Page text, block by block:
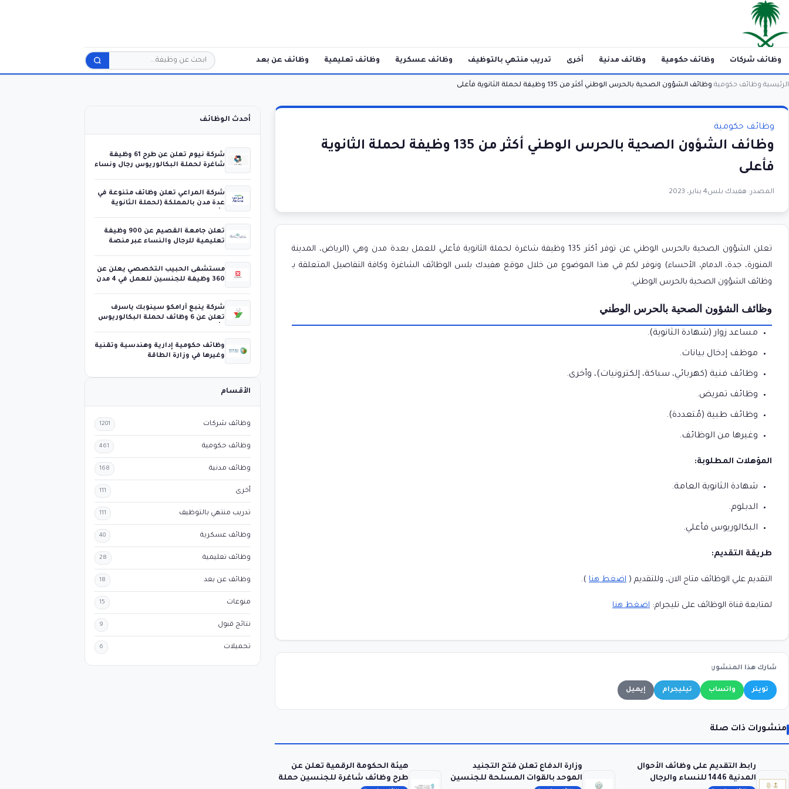
وظائف شركات وظائف حكومية وظائف مدنية أخرى تدريب منتهي بالتوظيف وظائف عسكرية وظائف تعليمية وظائف عن بعد
الرئيسية وظائف حكومية وظائف الشؤون الصحية بالحرس الوطني أكثر من 135 وظيفة لحملة الثانوية فأعلى
وظائف حكومية
وظائف الشؤون الصحية بالحرس الوطني أكثر من 135 وظيفة لحملة الثانوية
فأعلى
المصدر: هفيدك بلس4 يناير، 2023
تعلن الشؤون الصحية بالحرس الوطني عن توفر أكثر 135 وظيفة شاغرة لحملة الثانوية فأعلي للعمل بعدة مدن وهي (الرياض، المدينة
المنورة، جدة، الدمام، الأحساء) ونوفر لكم في هذا الموضوع من خلال موقع هفيدك بلس الوظائف الشاغرة وكافة التفاصيل المتعلقة بـ
وظائف الشؤون الصحية بالحرس الوطني.
وظائف الشؤون الصحية بالحرس الوطني
مساعد زوار (شهادة الثانوية).
موظف إدخال بيانات.
وظائف فنية (كهربائي، سباكة، إلكترونيات)، وأخرى.
وظائف تمريض.
وظائف طبية (مُتعددة).
وغيرها من الوظائف.
المؤهلات المطلوبة:
شهادة الثانوية العامة.
الدبلوم.
البكالوريوس فأعلي.
طريقة التقديم:
التقديم علي الوظائف متاح الان، وللتقديم ( اضغط هنا ).
لمتابعة قناة الوظائف على تليجرام: اضغط هنا
شارك هذا المنشور:
تويتر واتساب تيليجرام إيميل
منشورات ذات صلة
رابط التقديم على وظائف الأحوال
المدنية 1446 للنساء والرجال
وزارة الدفاع تعلن فتح التجنيد
الموحد بالقوات المسلحة للجنسين
هيئة الحكومة الرقمية تعلن عن
طرح وظائف شاغرة للجنسين حملة
أحدث الوظائف
شركة نيوم تعلن عن طرح 61 وظيفة
شاغرة لحملة البكالوريوس رجال ونساء
شركة المراعي تعلن وظائف متنوعة في
عدة مدن بالمملكة (لحملة الثانوية
تعلن جامعة القصيم عن 900 وظيفة
تعليمية للرجال والنساء عبر منصة
مستشفى الحبيب التخصصي يعلن عن
360 وظيفة للجنسين للعمل في 4 مدن
شركة ينبع أرامكو سينوبك ياسرف
تعلن عن 6 وظائف لحملة البكالوريوس
وظائف حكومية إدارية وهندسية وتقنية
وغيرها في وزارة الطاقة
الأقسام
وظائف شركات 1201
وظائف حكومية 461
وظائف مدنية 168
أخرى 111
تدريب منتهي بالتوظيف 111
وظائف عسكرية 40
وظائف تعليمية 28
وظائف عن بعد 18
منوعات 15
نتائج قبول 9
تحميلات 6